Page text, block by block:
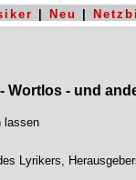
Neu
- Wortlos - und
lassen
Lyrikers,